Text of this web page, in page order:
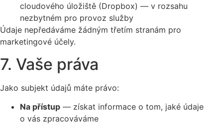
cloudového úložiště (Dropbox) — v rozsahu
nezbytném pro provoz služby
Údaje nepředáváme žádným třetím stranám pro
marketingové účely.
7. Vaše práva
Jako subjekt údajů máte právo:
Na přístup — získat informace o tom, jaké údaje
o vás zpracováváme